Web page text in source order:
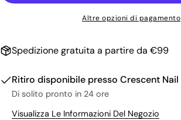
Altre opzioni di pagamento
Spedizione gratuita a partire da €99
Ritiro disponibile presso Crescent Nail
Di solito pronto in 24 ore
Visualizza Le Informazioni Del Negozio
Condividi
su
Facebook
Condividi
su
X
Pin
su
Pinterest
nome
tuo
Il
messaggio